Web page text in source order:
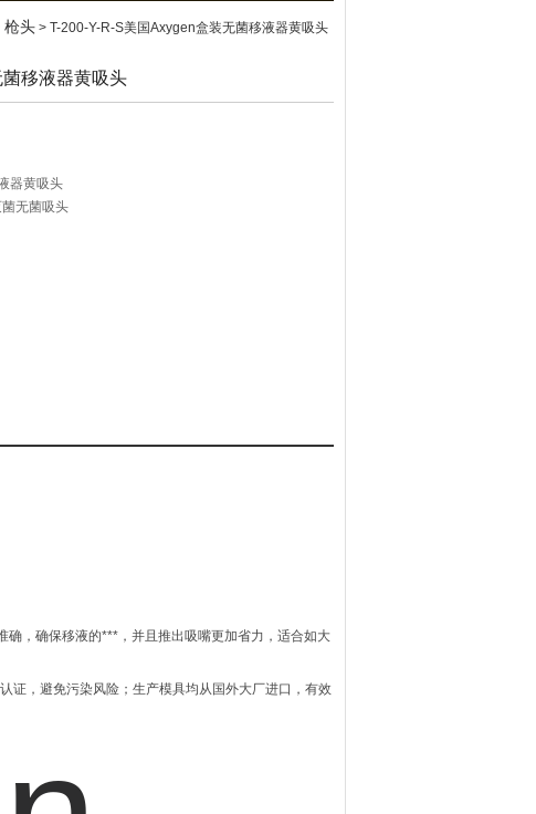
枪头 > T-200-Y-R-S美国Axygen盒装无菌移液器黄吸头
移液器黄吸头
器黄吸头
无菌吸头
，确保移液的***，并且推出吸嘴更加省力，适合如大
证，避免污染风险；生产模具均从国外大厂进口，有效